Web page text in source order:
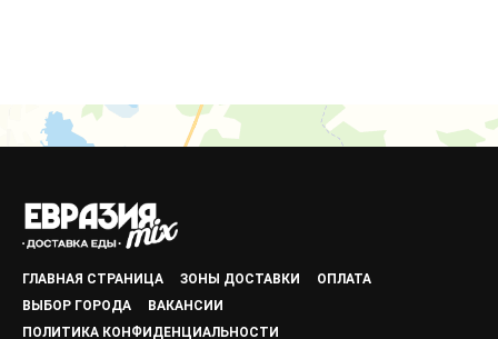
ГЛАВНАЯ СТРАНИЦА ЗОНЫ ДОСТАВКИ
ОПЛАТА
ВЫБОР ГОРОДА
ВАКАНСИИ
ПОЛИТИКА КОНФИДЕНЦИАЛЬНОСТИ